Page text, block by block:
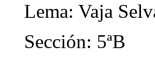
Lema: Vaja
Sección: 5ªB